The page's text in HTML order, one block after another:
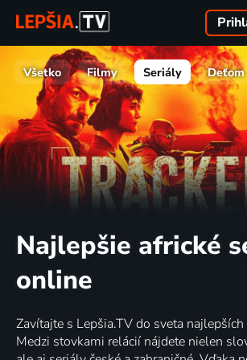
Všetko Filmy Seriály Deťom
Najlepšie africké
online
Zavítajte s Lepšia.TV do sveta
Medzi stovkami relácií nájdete nielen